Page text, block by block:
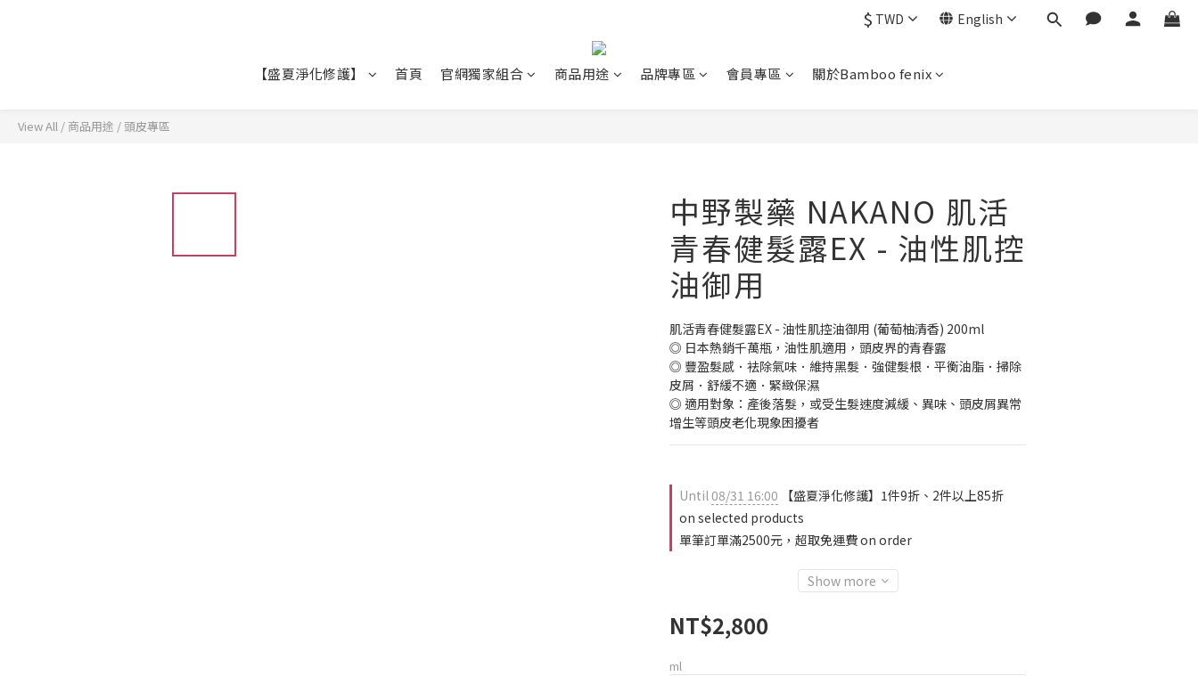
$ TWD English
【盛夏淨化修護】 首頁 官網獨家組合 商品用途 品牌專區 會員專區 關於Bamboo fenix
View All / 商品用途 / 頭皮專區
中野製藥 NAKANO 肌活
青春健髮露EX - 油性肌控
油御用
肌活青春健髮露EX - 油性肌控油御用 (葡萄柚清香) 200ml
◎ 日本熱銷千萬瓶，油性肌適用，頭皮界的青春露
◎ 豐盈髮感．袪除氣味．維持黑髮．強健髮根．平衡油脂．掃除
皮屑．舒緩不適．緊緻保濕
◎ 適用對象：產後落髮，或受生髮速度減緩、異味、頭皮屑異常
增生等頭皮老化現象困擾者
Until08/31 16:00 【盛夏淨化修護】1件9折、2件以上85折
on selected products
單筆訂單滿2500元，超取免運費 on order
Show more
NT$2,800
ml